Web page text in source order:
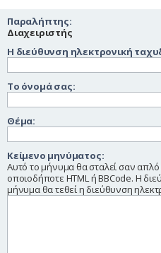
Παραλήπτης:
Διαχειριστής
Η διεύθυνση ηλεκτρονική
Το όνομά σας:
Θέμα:
Κείμενο μηνύματος:
Αυτό το μήνυμα θα σταλεί σαν απλό
οποιοδήποτε HTML ή BBCode. Η
μήνυμα θα τεθεί η διεύθυνση